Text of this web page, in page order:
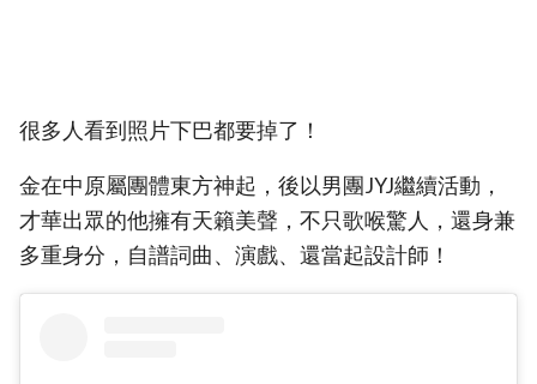
很多人看到照片下巴都要掉了！
金在中原屬團體東方神起，後以男團JYJ繼續活動，
才華出眾的他擁有天籟美聲，不只歌喉驚人，還身兼
多重身分，自譜詞曲、演戲、還當起設計師！